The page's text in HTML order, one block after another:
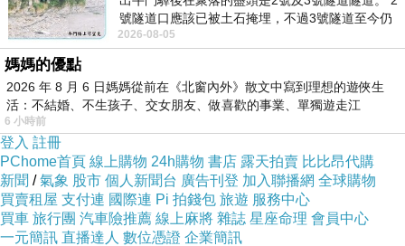
這是蛇頭的部分，原本我以為這是龍咧！其實，中國人蛇年又稱小龍
年，所以這樣的造型討喜又可愛喔！
這是舌頭的部分，這樣反摺的效果，會讓蛇的舌頭微微的抖動喔！
號隧道口應該已被土石掩埋，不過3號隧道至今仍
存在。從台7丙牛鬥橋上往左岸上游方
2026-08-05
媽媽的優點
2026 年 8 月 6 日媽媽從前在《北窗內外》散文中寫到理想的遊俠生
活：不結婚、不生孩子、交女朋友、做喜歡的事業、單獨遊走江
湖⋯⋯，
6 小時前
登入 註冊
PChome首頁 線上購物 24h購物 書店 露天拍賣 比比昂代購
新聞 /氣象 股市 個人新聞台 廣告刊登 加入聯播網 全球購物
買賣租屋 支付連 國際連 Pi 拍錢包 旅遊 服務中心
買車 旅行團 汽車險推薦 線上麻將 雜誌 星座命理 會員中心
一元簡訊 直播達人 數位憑證 企業簡訊